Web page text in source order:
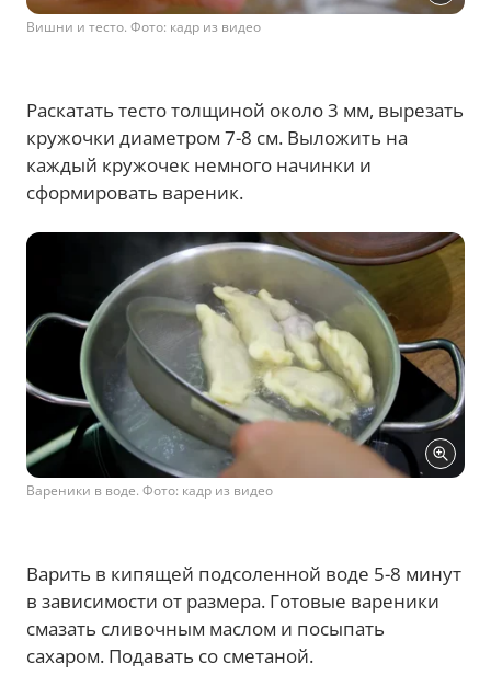
Вишни и тесто. Фото: кадр из видео
Раскатать тесто толщиной около 3 мм, вырезать
кружочки диаметром 7-8 см. Выложить на
каждый кружочек немного начинки и
сформировать вареник.
Вареники в воде. Фото: кадр из видео
Варить в кипящей подсоленной воде 5-8 минут
в зависимости от размера. Готовые вареники
смазать сливочным маслом и посыпать
сахаром. Подавать со сметаной.